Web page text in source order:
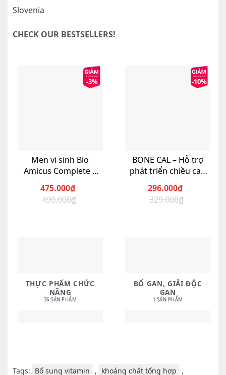
Slovenia
CHECK OUR BESTSELLERS!
-3%
Men vi sinh Bio
Amicus Complete –
cấp 10 chủng lợi
khuẩn-
490.000₫
Giá
475.000₫
Giá
-10%
BONE CAL – Hỗ trợ
phát triển chiều cao
329.000₫
Giá
296.000₫
Giá
THỰC PHẨM CHỨC
NĂNG
36 SẢN PHẨM
BỔ GAN, GIẢI ĐỘC
GAN
1 SẢN PHẨM
Tags: Bổ sung vitamin , khoáng chất tổng hợp ,